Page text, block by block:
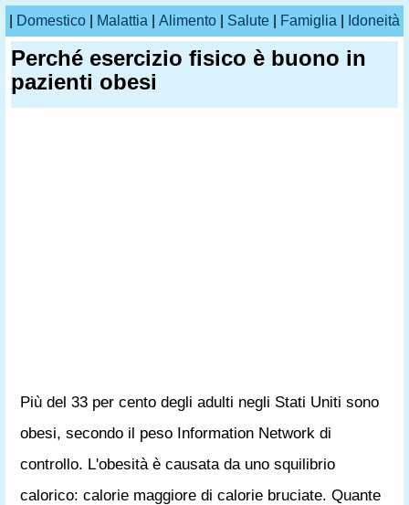
Domestico Malattia Alimento Salute Famiglia Idoneità
Perché esercizio fisico è buono in
pazienti obesi
Più del 33 per cento degli adulti negli Stati Uniti sono
obesi, secondo il peso Information Network di
controllo. L'obesità è causata da uno squilibrio
calorico: calorie maggiore di calorie bruciate. Quante